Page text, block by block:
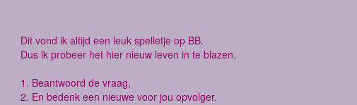
Dit vond ik altijd een leuk spelletje op BB.
Dus ik probeer het hier nieuw leven in te blazen.
1. Beantwoord de vraag,
2. En bedenk een nieuwe voor jou opvolger.